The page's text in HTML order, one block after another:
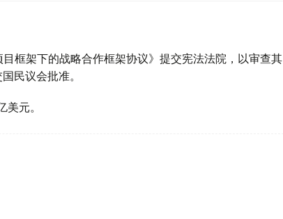
框架下的战略合作框架协议》提交宪法法院，以审查其
民议会批准。
元。